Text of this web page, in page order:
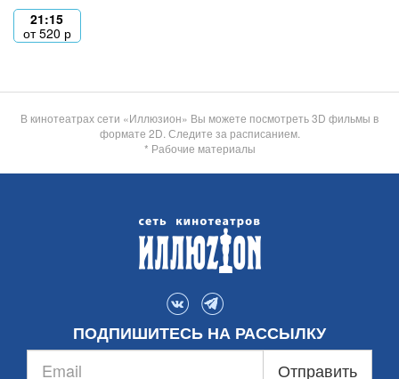
21:15
от520 р
В кинотеатрах сети «Иллюзион» Вы можете посмотреть 3D фильмы в
формате 2D. Следите за расписанием.
* Рабочие материалы
ПОДПИШИТЕСЬ НА РАССЫЛКУ
Отправить